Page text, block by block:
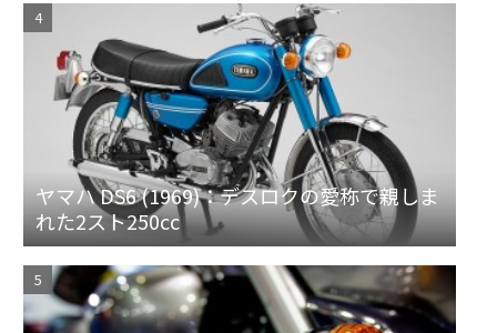
ヤマハ DS6 (1969)：デスロクの愛称で親しま
れた2スト250cc